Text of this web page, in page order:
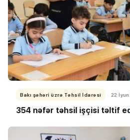
Bakı şəhəri üzrə Təhsil İdarəsi 22 İyun
354 nəfər təhsil işçisi təltif